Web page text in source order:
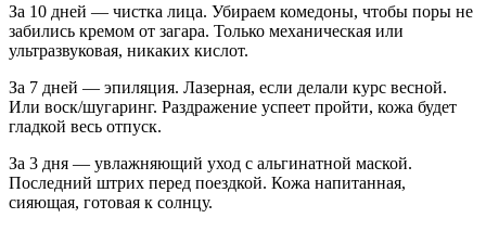
За 10 дней — чистка лица. Убираем комедоны, чтобы поры не
забились кремом от загара. Только механическая или
ультразвуковая, никаких кислот.
За 7 дней — эпиляция. Лазерная, если делали курс весной.
Или воск/шугаринг. Раздражение успеет пройти, кожа будет
гладкой весь отпуск.
За 3 дня — увлажняющий уход с альгинатной маской.
Последний штрих перед поездкой. Кожа напитанная,
сияющая, готовая к солнцу.